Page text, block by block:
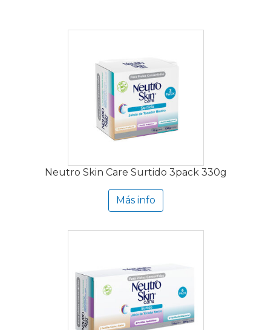
Neutro Skin Care Surtido 3pack 330g
Más info